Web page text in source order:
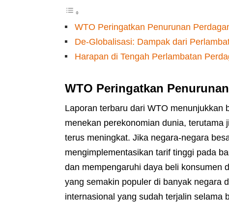
WTO Peringatkan Penurunan
De-Globalisasi: Dampak dari
Harapan di Tengah Perlambatan
WTO Peringatkan
Laporan terbaru dari WTO menunjukkan
menekan perekonomian dunia,
terus meningkat. Jika negara-negara
mengimplementasikan tarif tinggi pada
dan mempengaruhi daya beli konsumen
yang semakin populer di banyak negara
internasional yang sudah terjalin selama